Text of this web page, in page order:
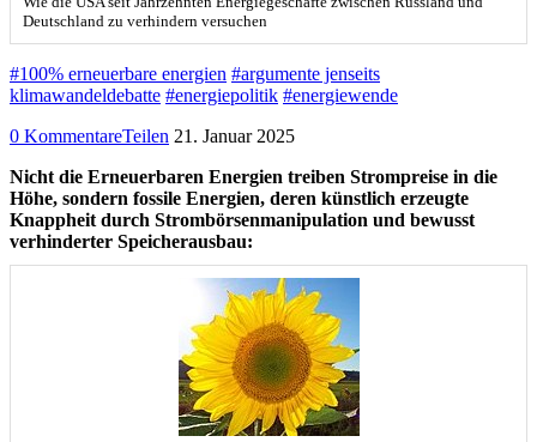
Deutschland zu verhindern versuchen
#100% erneuerbare energien #argumente jenseits
klimawandeldebatte #energiepolitik #energiewende
0 KommentareTeilen 21. Januar 2025
Nicht die Erneuerbaren Energien treiben Strompreise in die
Höhe, sondern fossile Energien, deren künstlich erzeugte
Knappheit durch Strombörsenmanipulation und bewusst
verhinderter Speicherausbau: